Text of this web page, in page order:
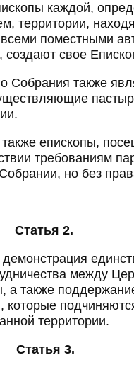
каждой,
территории,
всеми поместными
свое
также
епископы,
требованиям
но без
Статья 2.
между
а также
которые
территории.
Статья 3.